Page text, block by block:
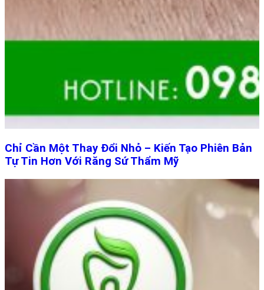
Chỉ Cần Một Thay Đổi Nhỏ – Kiến Tạo Phiên Bản
Tự Tin Hơn Với Răng Sứ Thẩm Mỹ